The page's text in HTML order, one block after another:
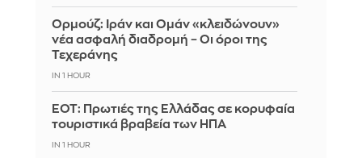
Ορμούζ: Ιράν και Ομάν «κλειδώνουν»
νέα ασφαλή διαδρομή – Οι όροι της
Τεχεράνης
IN 1 HOUR
ΕΟΤ: Πρωτιές της Ελλάδας σε κορυφαία
τουριστικά βραβεία των ΗΠΑ
IN 1 HOUR